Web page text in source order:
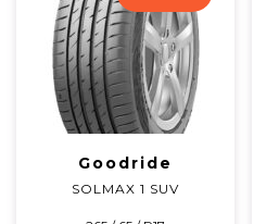
Goodride
SOLMAX 1 SUV